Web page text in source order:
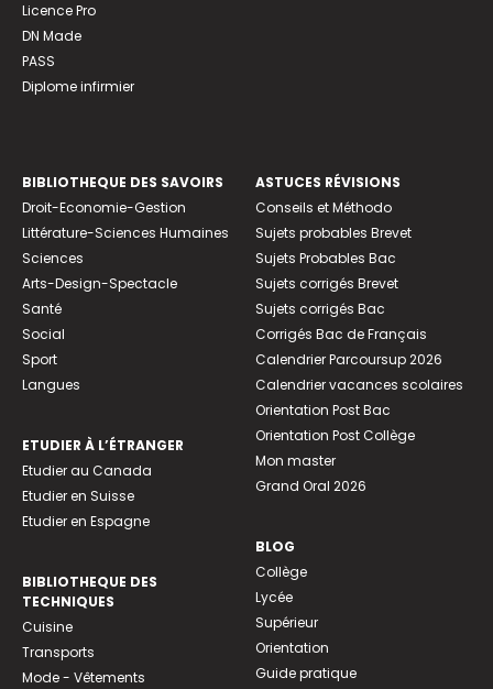
Licence Pro
DN Made
PASS
Diplome infirmier
BIBLIOTHEQUE DES SAVOIRS
Droit-Economie-Gestion
Littérature-Sciences Humaines
Sciences
Arts-Design-Spectacle
Santé
Social
Sport
Langues
ETUDIER À L’ÉTRANGER
Etudier au Canada
Etudier en Suisse
Etudier en Espagne
BIBLIOTHEQUE DES
TECHNIQUES
Cuisine
Transports
Mode - Vêtements
ASTUCES RÉVISIONS
Conseils et Méthodo
Sujets probables Brevet
Sujets Probables Bac
Sujets corrigés Brevet
Sujets corrigés Bac
Corrigés Bac de Français
Calendrier Parcoursup 2026
Calendrier vacances scolaires
Orientation Post Bac
Orientation Post Collège
Mon master
Grand Oral 2026
BLOG
Collège
Lycée
Supérieur
Orientation
Guide pratique